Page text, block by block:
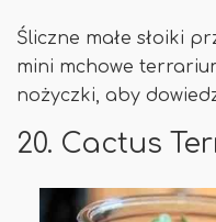
Śliczne małe słoiki
mini mchowe
nożyczki, aby
20. Cactus